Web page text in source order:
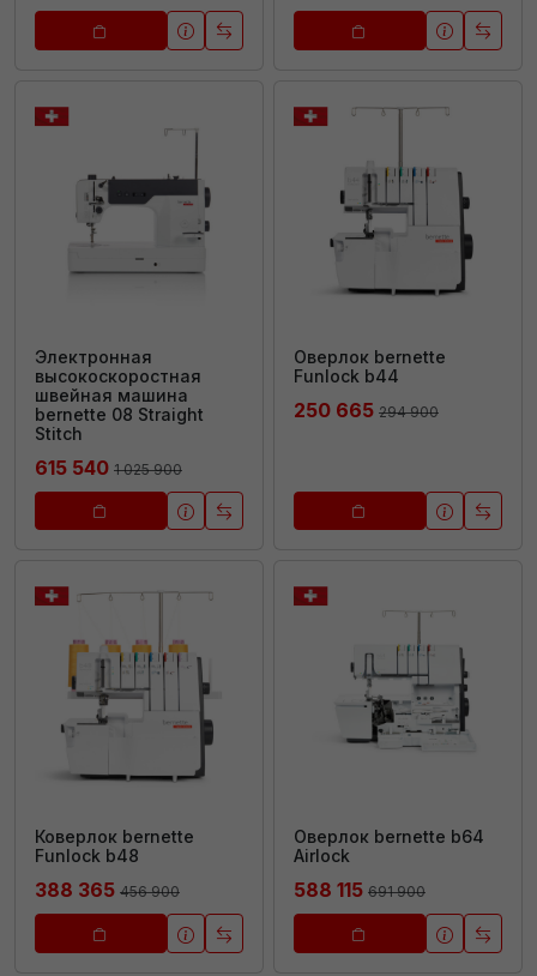
Электронная
высокоскоростная
швейная машина
bernette 08 Straight
Stitch
615 540 1 025 900
Оверлок bernette
Funlock b44
250 665 294 900
Коверлок bernette
Funlock b48
388 365 456 900
Оверлок bernette b64
Airlock
588 115 691 900